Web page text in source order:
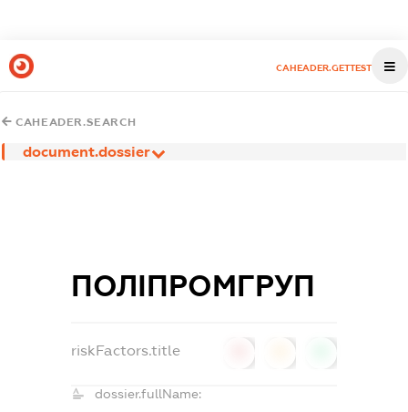
CAHEADER.GETTEST
CAHEADER.SEARCH
document.dossier
ПОЛІПРОМГРУП
riskFactors.title
dossier.fullName: